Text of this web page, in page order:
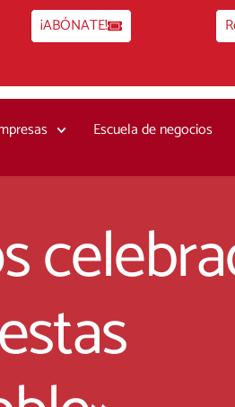
¡ABÓNATE!
Escuela de negocios